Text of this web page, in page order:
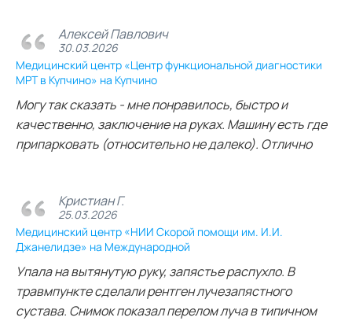
Алексей Павлович
30.03.2026
Медицинский центр «Центр функциональной диагностики
МРТ в Купчино» на Купчино
Могу так сказать - мне понравилось, быстро и
качественно, заключение на руках. Машину есть где
припарковать (относительно не далеко). Отлично
Кристиан Г.
25.03.2026
Медицинский центр «НИИ Скорой помощи им. И.И.
Джанелидзе» на Международной
Упала на вытянутую руку, запястье распухло. В
травмпункте сделали рентген лучезапястного
сустава. Снимок показал перелом луча в типичном